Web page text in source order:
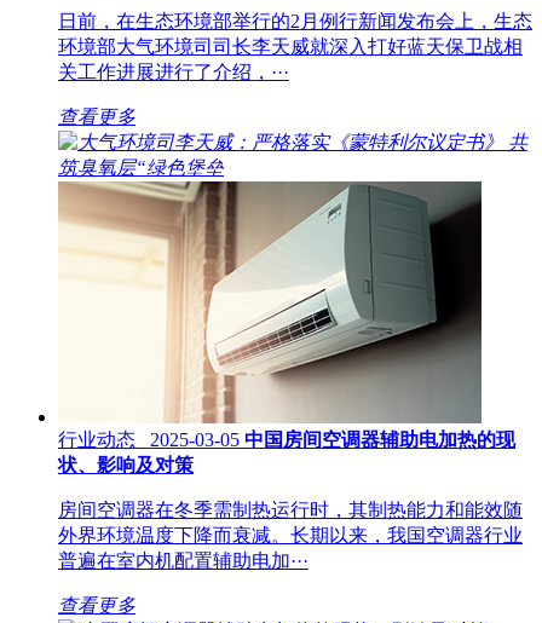
日前，在生态环境部举行的2月例行新闻发布会上，生态
环境部大气环境司司长李天威就深入打好蓝天保卫战相
关工作进展进行了介绍，···
查看更多
行业动态 2025-03-05 中国房间空调器辅助电加热的现
状、影响及对策
房间空调器在冬季需制热运行时，其制热能力和能效随
外界环境温度下降而衰减。长期以来，我国空调器行业
普遍在室内机配置辅助电加···
查看更多